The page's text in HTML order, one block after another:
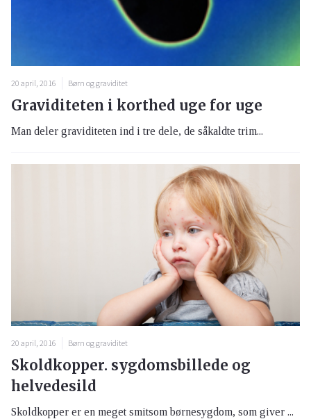
20 april, 2016 Børn og graviditet
Graviditeten i korthed uge for uge
Man deler graviditeten ind i tre dele, de såkaldte trim...
20 april, 2016 Børn og graviditet
Skoldkopper. sygdomsbillede og
helvedesild
Skoldkopper er en meget smitsom børnesygdom, som giver ...